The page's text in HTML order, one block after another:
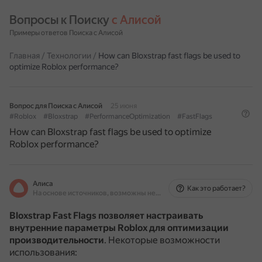
Вопросы к Поиску с Алисой
Примеры ответов Поиска с Алисой
Главная / Технологии / How can Bloxstrap fast flags be used to
optimize Roblox performance?
Вопрос для Поиска с Алисой
25 июня
#Roblox
#Bloxstrap #PerformanceOptimization #FastFlags
How can Bloxstrap fast flags be used to optimize
Roblox performance?
Алиса
На основе источников, возможны неточности
Как это работает?
Bloxstrap Fast Flags позволяет настраивать
внутренние параметры Roblox для оптимизации
производительности. Некоторые возможности
использования: